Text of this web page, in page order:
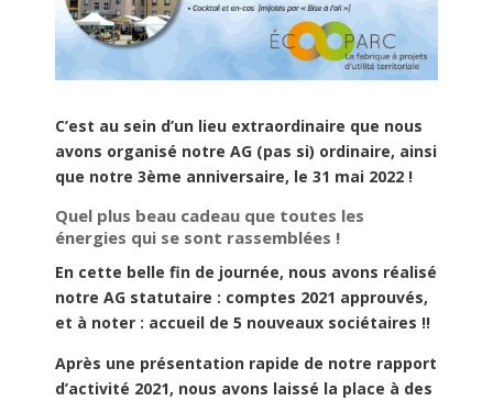
C’est au sein d’un lieu extraordinaire que nous
avons organisé notre AG (pas si) ordinaire, ainsi
que notre 3ème anniversaire, le 31 mai 2022 !
Quel plus beau cadeau que toutes les
énergies qui se sont rassemblées !
En cette belle fin de journée, nous avons réalisé
notre AG statutaire : comptes 2021 approuvés,
et à noter : accueil de 5 nouveaux sociétaires !!
Après une présentation rapide de notre rapport
d’activité 2021, nous avons laissé la place à des